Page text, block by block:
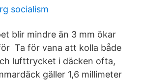
socialism
blir mindre än 3 mm ökar
Ta för vana att kolla både
lufttrycket i däcken ofta,
gäller 1,6 millimeter